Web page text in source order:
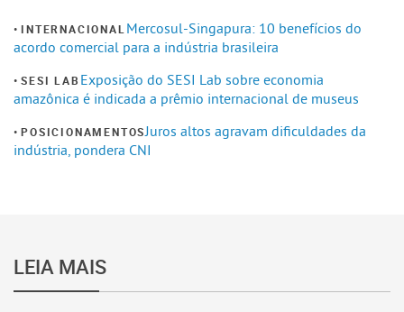
INTERNACIONAL Mercosul-Singapura: 10 benefícios do
acordo comercial para a indústria brasileira
SESI LAB Exposição do SESI Lab sobre economia
amazônica é indicada a prêmio internacional de museus
POSICIONAMENTOSJuros altos agravam dificuldades da
indústria, pondera CNI
LEIA MAIS